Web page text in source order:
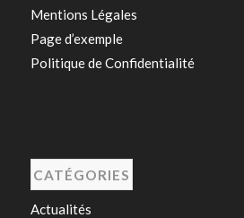
Mentions Légales
Page d’exemple
Politique de Confidentialité
CATÉGORIES
Actualités